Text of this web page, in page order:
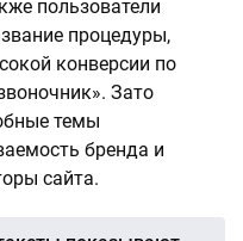
пользователи
процедуры,
конверсии по
Зато
темы
бренда и
сайта.